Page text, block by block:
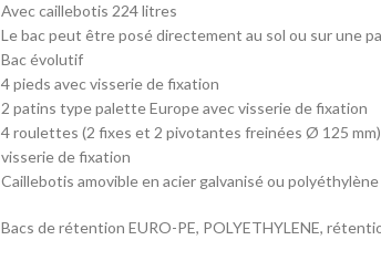
Avec caillebotis 224 litres
Le bac peut être posé directement au sol ou sur une
Bac évolutif
4 pieds avec visserie de fixation
2 patins type palette Europe avec visserie de fixation
4 roulettes (2 fixes et 2 pivotantes freinées Ø 125
visserie de fixation
Caillebotis amovible en acier galvanisé ou polyéthylène
Bacs de rétention EURO-PE, POLYETHYLENE,